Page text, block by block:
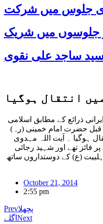
جلوس میں شرکت
کا تہران میں 83 برس کی عمر میں انتقال ہوگيا ہے۔ ایرانی ذرائع کے مطابق اسلامی
اللہ مہدوی کنی کو چند ماہ قبل حضرت امام خمینی (رہ)
داخل کیا گیا تھا ان کا آج صبح شہید رجائی اسپتل میں 83 برس کی عمر میں انتقال ہوگيا ۔ آیت اللہ مہدوی
فائز تھے اور شہید رجائی
(ع) کے دوستداروں ساتھ
October 21, 2014
2:55 pm
Prevپچھلا
اگلے Next